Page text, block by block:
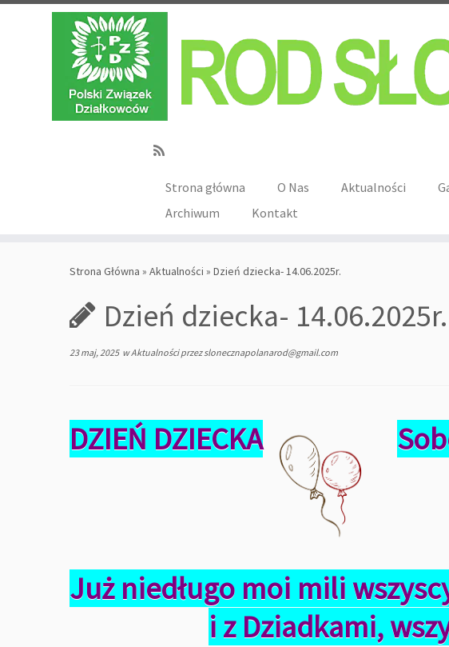
Strona główna O Nas Aktualności
Archiwum
Kontakt
Strona Główna » Aktualności » Dzień dziecka- 14.06.2025r.
Dzień dziecka- 14.06.2025r.
23 maj, 2025wAktualnościprzezslonecznapolanarod@gmail.com
DZIEŃ DZIECKA
Już niedługo moi mili
i z Dziadkami,